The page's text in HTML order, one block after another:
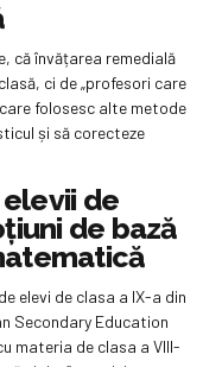
că învățarea remedială
ci de „profesori care
folosesc alte metode
și să corecteze
de
de bază
elevi de clasa a IX-a din
Secondary Education
materia de clasa a VIII-